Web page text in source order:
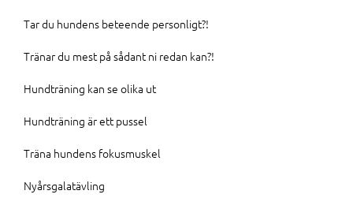
Tar du hundens beteende personligt?!
Tränar du mest på sådant ni redan kan?!
Hundträning kan se olika ut
Hundträning är ett pussel
Träna hundens fokusmuskel
Nyårsgalatävling